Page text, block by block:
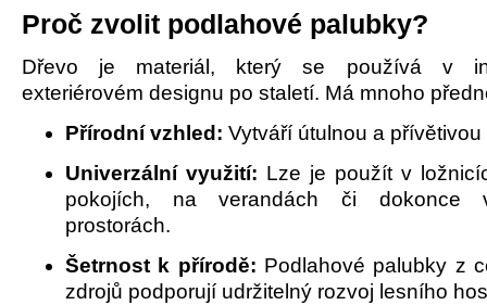
Proč zvolit podlahové palubky?
Dřevo je materiál, který se používá v
exteriérovém designu po staletí. Má mnoho
Přírodní vzhled: Vytváří útulnou a přívětivou
Univerzální využití: Lze je použít v
pokojích, na verandách či dokonce
prostorách.
Šetrnost k přírodě: Podlahové palubky z
zdrojů podporují udržitelný rozvoj lesního